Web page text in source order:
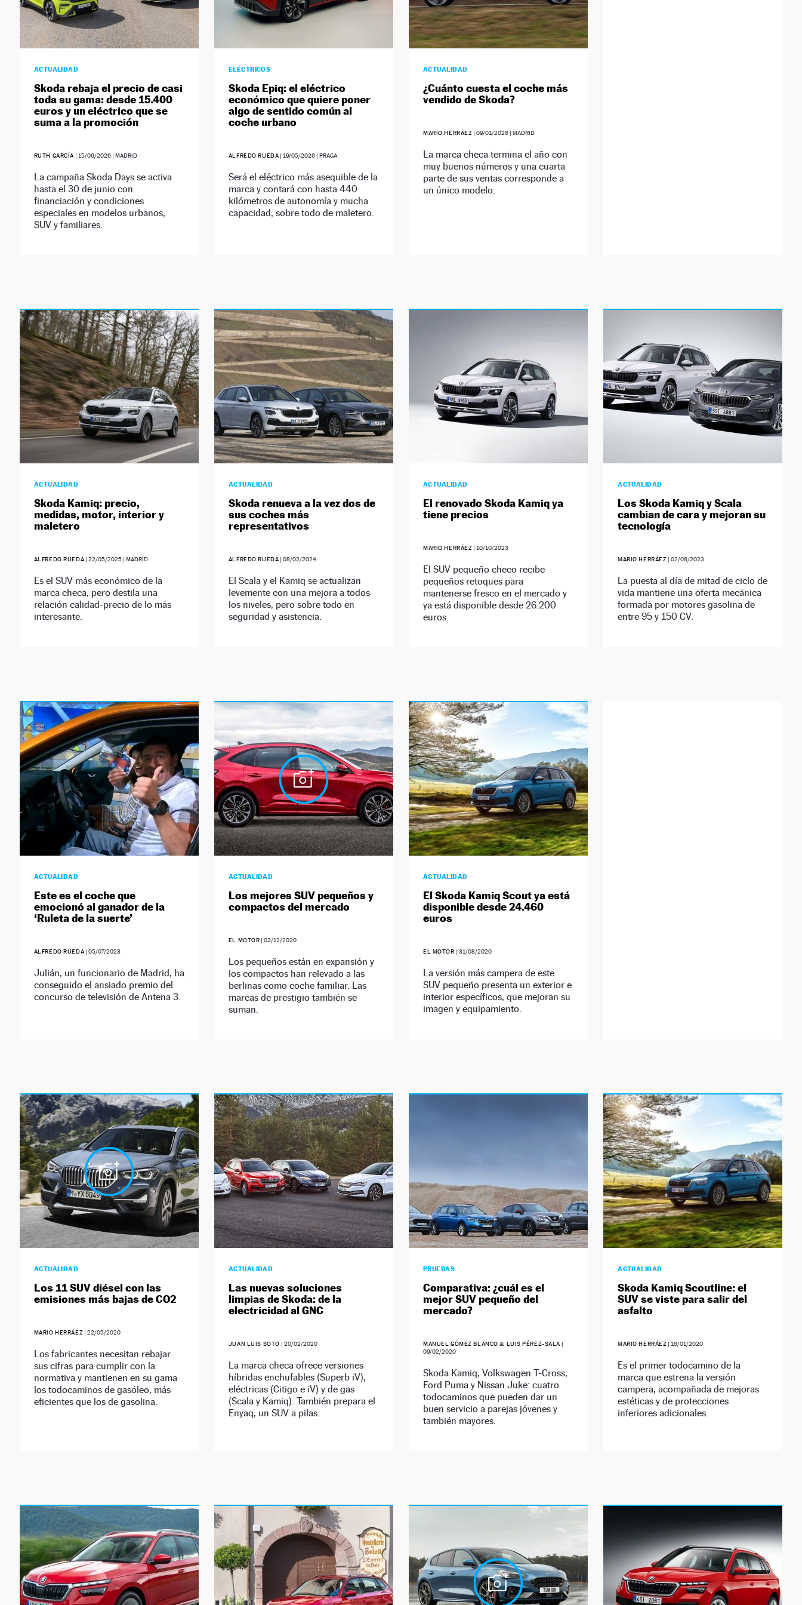
ACTUALIDAD
Skoda rebaja el precio de casi
toda su gama: desde 15.400
euros y un eléctrico que se
suma a la promoción
RUTH GARCÍA | 15/06/2026 | MADRID
La campaña Skoda Days se activa
hasta el 30 de junio con
financiación y condiciones
especiales en modelos urbanos,
SUV y familiares.
ELÉCTRICOS
Skoda Epiq: el eléctrico
económico que quiere poner
algo de sentido común al
coche urbano
ALFREDO RUEDA | 19/05/2026 | PRAGA
Será el eléctrico más asequible de la
marca y contará con hasta 440
kilómetros de autonomía y mucha
capacidad, sobre todo de maletero.
ACTUALIDAD
¿Cuánto cuesta el coche más
vendido de Skoda?
MARIO HERRÁEZ |09/01/2026 | MADRID
La marca checa termina el año con
muy buenos números y una cuarta
parte de sus ventas corresponde a
un único modelo.
ACTUALIDAD
Skoda Kamiq: precio,
medidas, motor, interior y
maletero
ALFREDO RUEDA |22/05/2025 | MADRID
Es el SUV más económico de la
marca checa, pero destila una
relación calidad-precio de lo más
interesante.
ACTUALIDAD
Skoda renueva a la vez dos de
sus coches más
representativos
ALFREDO RUEDA |08/02/2024
El Scala y el Kamiq se actualizan
levemente con una mejora a todos
los niveles, pero sobre todo en
seguridad y asistencia.
ACTUALIDAD
El renovado Skoda Kamiq ya
tiene precios
MARIO HERRÁEZ | 10/10/2023
El SUV pequeño checo recibe
pequeños retoques para
mantenerse fresco en el mercado y
ya está disponible desde 26.200
euros.
ACTUALIDAD
Los Skoda Kamiq y Scala
cambian de cara y mejoran su
tecnología
MARIO HERRÁEZ |02/08/2023
La puesta al día de mitad de ciclo de
vida mantiene una oferta mecánica
formada por motores gasolina de
entre 95 y 150 CV.
ACTUALIDAD
Este es el coche que
emocionó al ganador de la
‘Ruleta de la suerte’
ALFREDO RUEDA |05/07/2023
Julián, un funcionario de Madrid, ha
conseguido el ansiado premio del
concurso de televisión de Antena 3.
ACTUALIDAD
Los mejores SUV pequeños y
compactos del mercado
EL MOTOR |03/12/2020
Los pequeños están en expansión y
los compactos han relevado a las
berlinas como coche familiar. Las
marcas de prestigio también se
suman.
ACTUALIDAD
El Skoda Kamiq Scout ya está
disponible desde 24.460
euros
EL MOTOR | 31/08/2020
La versión más campera de este
SUV pequeño presenta un exterior e
interior específicos, que mejoran su
imagen y equipamiento.
ACTUALIDAD
Los 11 SUV diésel con las
emisiones más bajas de CO2
MARIO HERRÁEZ |22/05/2020
Los fabricantes necesitan rebajar
sus cifras para cumplir con la
normativa y mantienen en su gama
los todocaminos de gasóleo, más
eficientes que los de gasolina.
ACTUALIDAD
Las nuevas soluciones
limpias de Skoda: de la
electricidad al GNC
JUAN LUIS SOTO | 20/02/2020
La marca checa ofrece versiones
híbridas enchufables (Superb iV),
eléctricas (Citigo e iV) y de gas
(Scala y Kamiq). También prepara el
Enyaq, un SUV a pilas.
PRUEBAS
Comparativa: ¿cuál es el
mejor SUV pequeño del
mercado?
MANUEL GÓMEZ BLANCO & LUIS PÉREZ-SALA |
09/02/2020
Skoda Kamiq, Volkswagen T-Cross,
Ford Puma y Nissan Juke: cuatro
todocaminos que pueden dar un
buen servicio a parejas jóvenes y
también mayores.
ACTUALIDAD
Skoda Kamiq Scoutline: el
SUV se viste para salir del
asfalto
MARIO HERRÁEZ | 16/01/2020
Es el primer todocamino de la
marca que estrena la versión
campera, acompañada de mejoras
estéticas y de protecciones
inferiores adicionales.